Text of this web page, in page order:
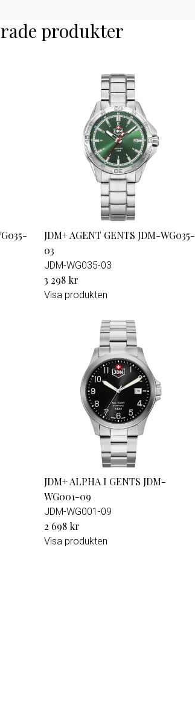
produkter
JDM+ AGENT GENTS JDM-WG035-
03
JDM-WG035-03
3 298 kr
Visa produkten
JDM+ ALPHA I GENTS JDM-
WG001-09
JDM-WG001-09
2 698 kr
Visa produkten